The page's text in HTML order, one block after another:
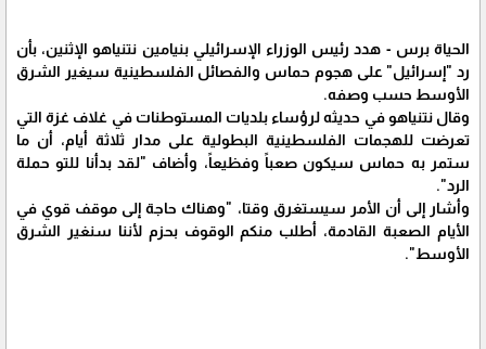
الحياة برس - هدد رئيس الوزراء الإسرائيلي بنيامين نتنياهو الإثنين، بأن
رد "إسرائيل" على هجوم حماس والفصائل الفلسطينية سيغير الشرق
الأوسط حسب وصفه.
وقال نتنياهو في حديثه لرؤساء بلديات المستوطنات في غلاف غزة التي
تعرضت للهجمات الفلسطينية البطولية على مدار ثلاثة أيام، أن ما
ستمر به حماس سيكون صعباً وفظيعاً، وأضاف "لقد بدأنا للتو حملة
الرد".
وأشار إلى أن الأمر سيستغرق وقتا، "وهناك حاجة إلى موقف قوي في
الأيام الصعبة القادمة، أطلب منكم الوقوف بحزم لأننا سنغير الشرق
الأوسط".